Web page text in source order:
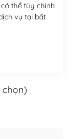
thể tùy chỉnh
vụ tại bất
chọn)